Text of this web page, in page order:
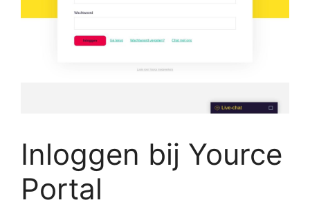
Inloggen bij Yource
Portal